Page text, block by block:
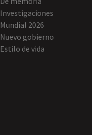
Investigaciones
Mundial 2026
Nuevo gobierno
Estilo de vida